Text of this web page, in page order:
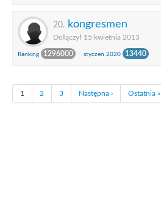
20. kongresmen
Dołączył 15 kwietnia 2013
Ranking 1296000 styczeń 2020 13440
1 2 3 Następna › Ostatnia »